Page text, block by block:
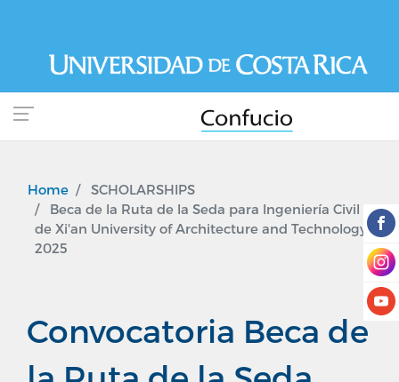
main
content
Home
SCHOLARSHIPS
Beca de la Ruta de la Seda para Ingeniería Civil
de Xi'an University of Architecture and Technology,
2025
Convocatoria Beca de